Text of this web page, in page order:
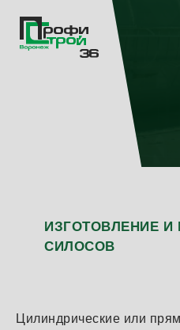
ИЗГОТОВЛЕНИЕ И
СИЛОСОВ
Цилиндрические или